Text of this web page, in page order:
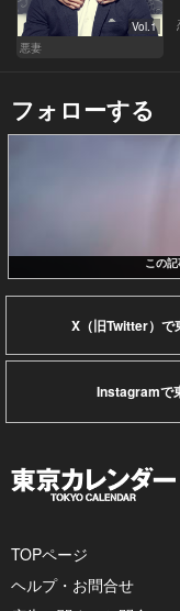
Vol.1
悪妻
フォローする
この
X（旧Twitter）で
Instagramで
TOPページ
ヘルプ・お問合せ